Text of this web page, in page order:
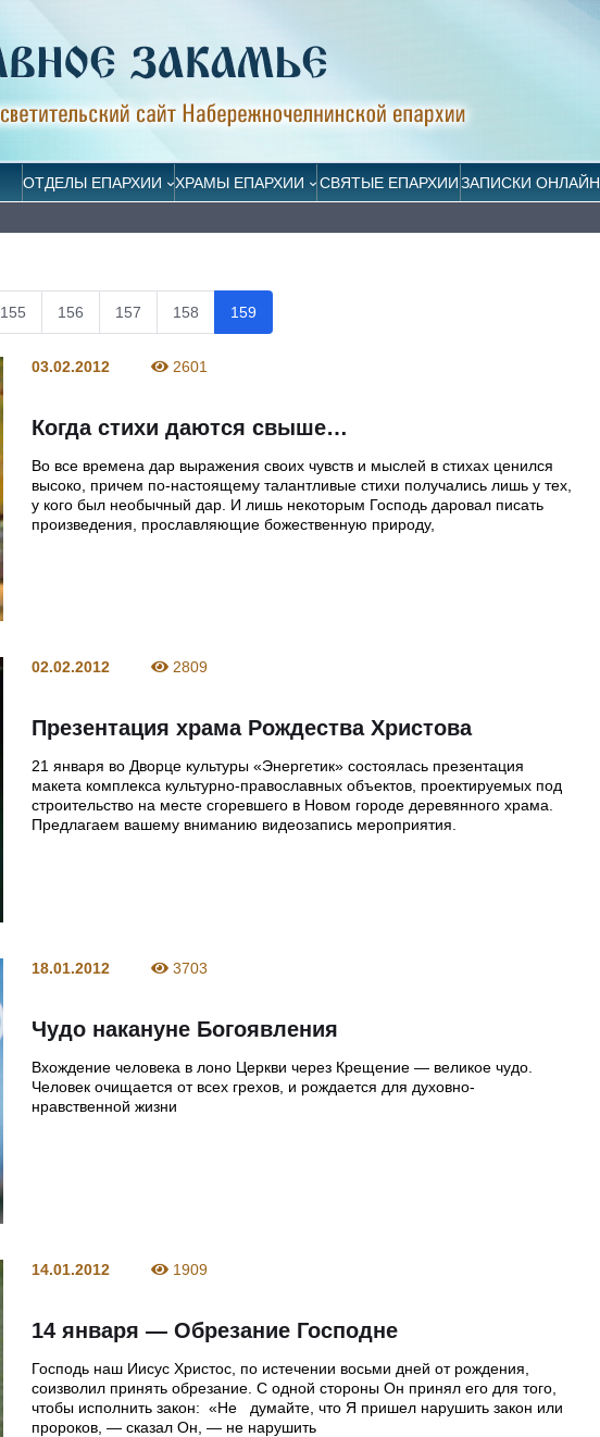
ОТДЕЛЫ ЕПАРХИИ ХРАМЫ ЕПАРХИИ СВЯТЫЕ ЕПАРХИИЗАПИСКИ ОНЛАЙН
155 156 157 158 159
03.02.2012 2601
Когда стихи даются свыше…
Во все времена дар выражения своих чувств и мыслей в стихах ценился
высоко, причем по-настоящему талантливые стихи получались лишь у тех,
у кого был необычный дар. И лишь некоторым Господь даровал писать
произведения, прославляющие божественную природу,
02.02.2012 2809
Презентация храма Рождества Христова
21 января во Дворце культуры «Энергетик» состоялась презентация
макета комплекса культурно-православных объектов, проектируемых под
строительство на месте сгоревшего в Новом городе деревянного храма.
Предлагаем вашему вниманию видеозапись мероприятия.
18.01.2012 3703
Чудо накануне Богоявления
Вхождение человека в лоно Церкви через Крещение — великое чудо.
Человек очищается от всех грехов, и рождается для духовно-
нравственной жизни
14.01.2012 1909
14 января — Обрезание Господне
Господь наш Иисус Христос, по истечении восьми дней от рождения,
соизволил принять обрезание. С одной стороны Он принял его для того,
чтобы исполнить закон: «Не думайте, что Я пришел нарушить закон или
пророков, — сказал Он, — не нарушить